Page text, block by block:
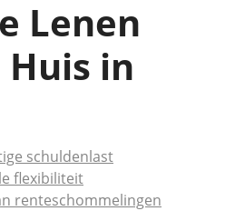
Lenen
in
schuldenlast
flexibiliteit
renteschommelingen